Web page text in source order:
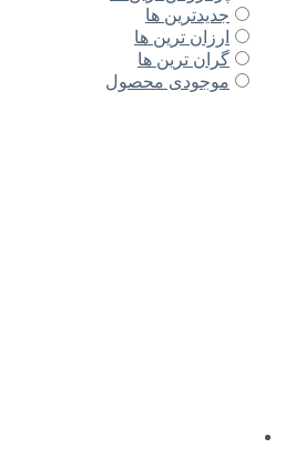
جدیدترین ها
ارزان ترین ها
گران ترین ها
موجودی محصول